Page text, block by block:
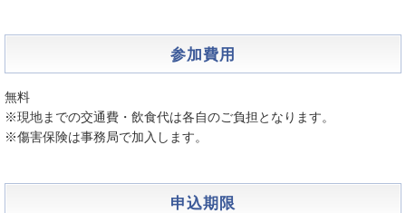
参加費用
無料
※現地までの交通費・飲食代は各自のご負担となります。
※傷害保険は事務局で加入します。
申込期限